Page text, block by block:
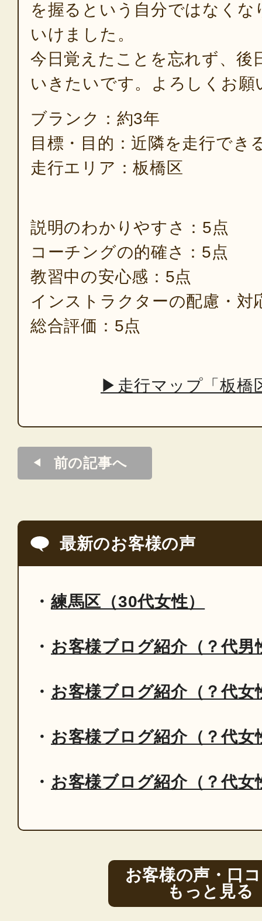
を握るという自分ではなくな
いけました。
今日覚えたことを忘れず、後
いきたいです。よろしくお願
ブランク：約3年
目標・目的：近隣を走行でき
走行エリア：板橋区
説明のわかりやすさ：5点
コーチングの的確さ：5点
教習中の安心感：5点
インストラクターの配慮・対
総合評価：5点
▶走行マップ「板橋
前の記事へ
最新のお客様の声
練馬区（30代女性）
お客様ブログ紹介（？代男
お客様ブログ紹介（？代女
お客様ブログ紹介（？代女
お客様ブログ紹介（？代女
お客様の声・口
もっと見る